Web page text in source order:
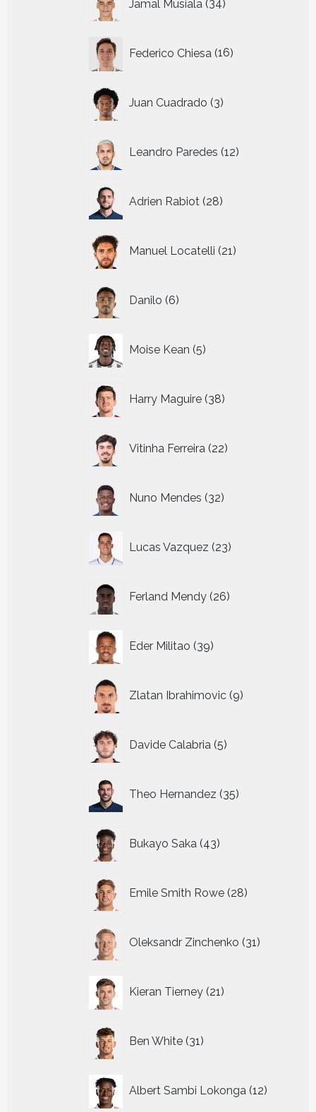
Jamal Musiala 34
producten
Federico Chiesa 16
producten
Juan Cuadrado 3
producten
Leandro Paredes 12
producten
Adrien Rabiot 28
producten
Manuel Locatelli 21
producten
Danilo 6
producten
Moise Kean 5
producten
Harry Maguire 38
producten
Vitinha Ferreira 22
producten
Nuno Mendes 32
producten
Lucas Vazquez 23
producten
Ferland Mendy 26
producten
Eder Militao 39
producten
Zlatan Ibrahimovic 9
producten
Davide Calabria 5
producten
Theo Hernandez 35
producten
Bukayo Saka 43
producten
Emile Smith Rowe 28
producten
Oleksandr Zinchenko 31
producten
Kieran Tierney 21
producten
Ben White 31
producten
Albert Sambi Lokonga 12